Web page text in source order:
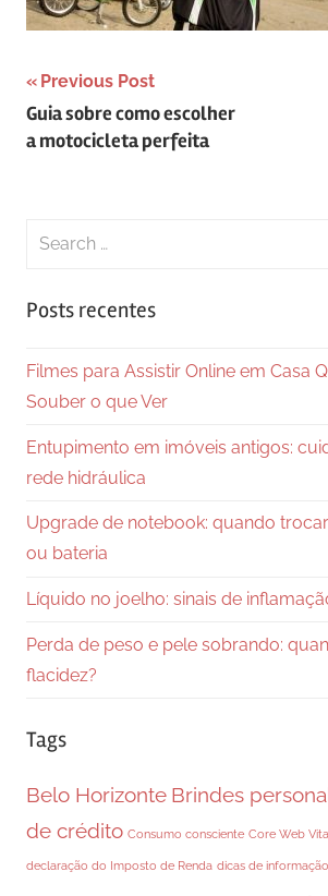
Navegação
de
Previous Post
Guia sobre como escolher
a motocicleta perfeita
Search
Posts recentes
Filmes para Assistir Online em Casa
Souber o que Ver
Entupimento em imóveis antigos:
rede hidráulica
Upgrade de notebook: quando
ou bateria
Líquido no joelho: sinais de
Perda de peso e pele sobrando:
flacidez?
Tags
Belo Horizonte Brindes
de crédito Consumo consciente Core Web
declaração do Imposto de Renda dicas de informação